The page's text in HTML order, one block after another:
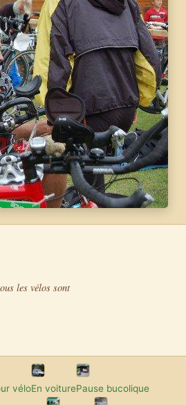
les vélos sont
véloEn voiturePause bucolique